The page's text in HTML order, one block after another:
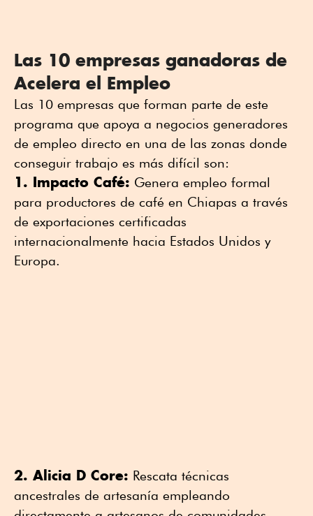
Las 10 empresas ganadoras de
Acelera el Empleo
Las 10 empresas que forman parte de este
programa que apoya a negocios generadores
de empleo directo en una de las zonas donde
conseguir trabajo es más difícil son:
1. Impacto Café: Genera empleo formal
para productores de café en Chiapas a través
de exportaciones certificadas
internacionalmente hacia Estados Unidos y
Europa.
2. Alicia D Core: Rescata técnicas
ancestrales de artesanía empleando